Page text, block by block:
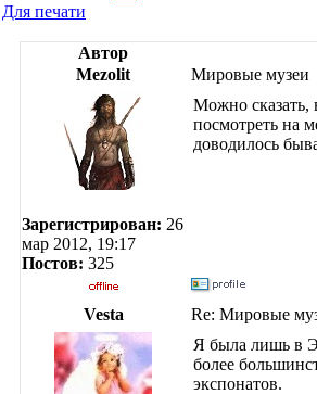
Для печати
Автор
Mezolit
Мировые музеи
Зарегистрирован: 26
мар 2012, 19:17
Постов: 325
Можно сказать,
посмотреть на
доводилось
Vesta Re: Мировые
Я была лишь в
более
экспонатов.